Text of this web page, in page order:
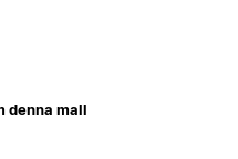
denna mall